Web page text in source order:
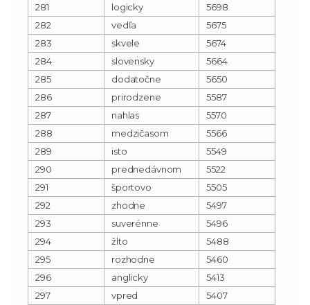
281
logicky
5698
282
vedľa
5675
283
skvele
5674
284
slovensky
5664
285
dodatočne
5650
286
prirodzene
5587
287
nahlas
5570
288
medzičasom
5566
289
isto
5549
290
prednedávnom
5522
291
športovo
5505
292
zhodne
5497
293
suverénne
5496
294
žlto
5488
295
rozhodne
5460
296
anglicky
5413
297
vpred 5407